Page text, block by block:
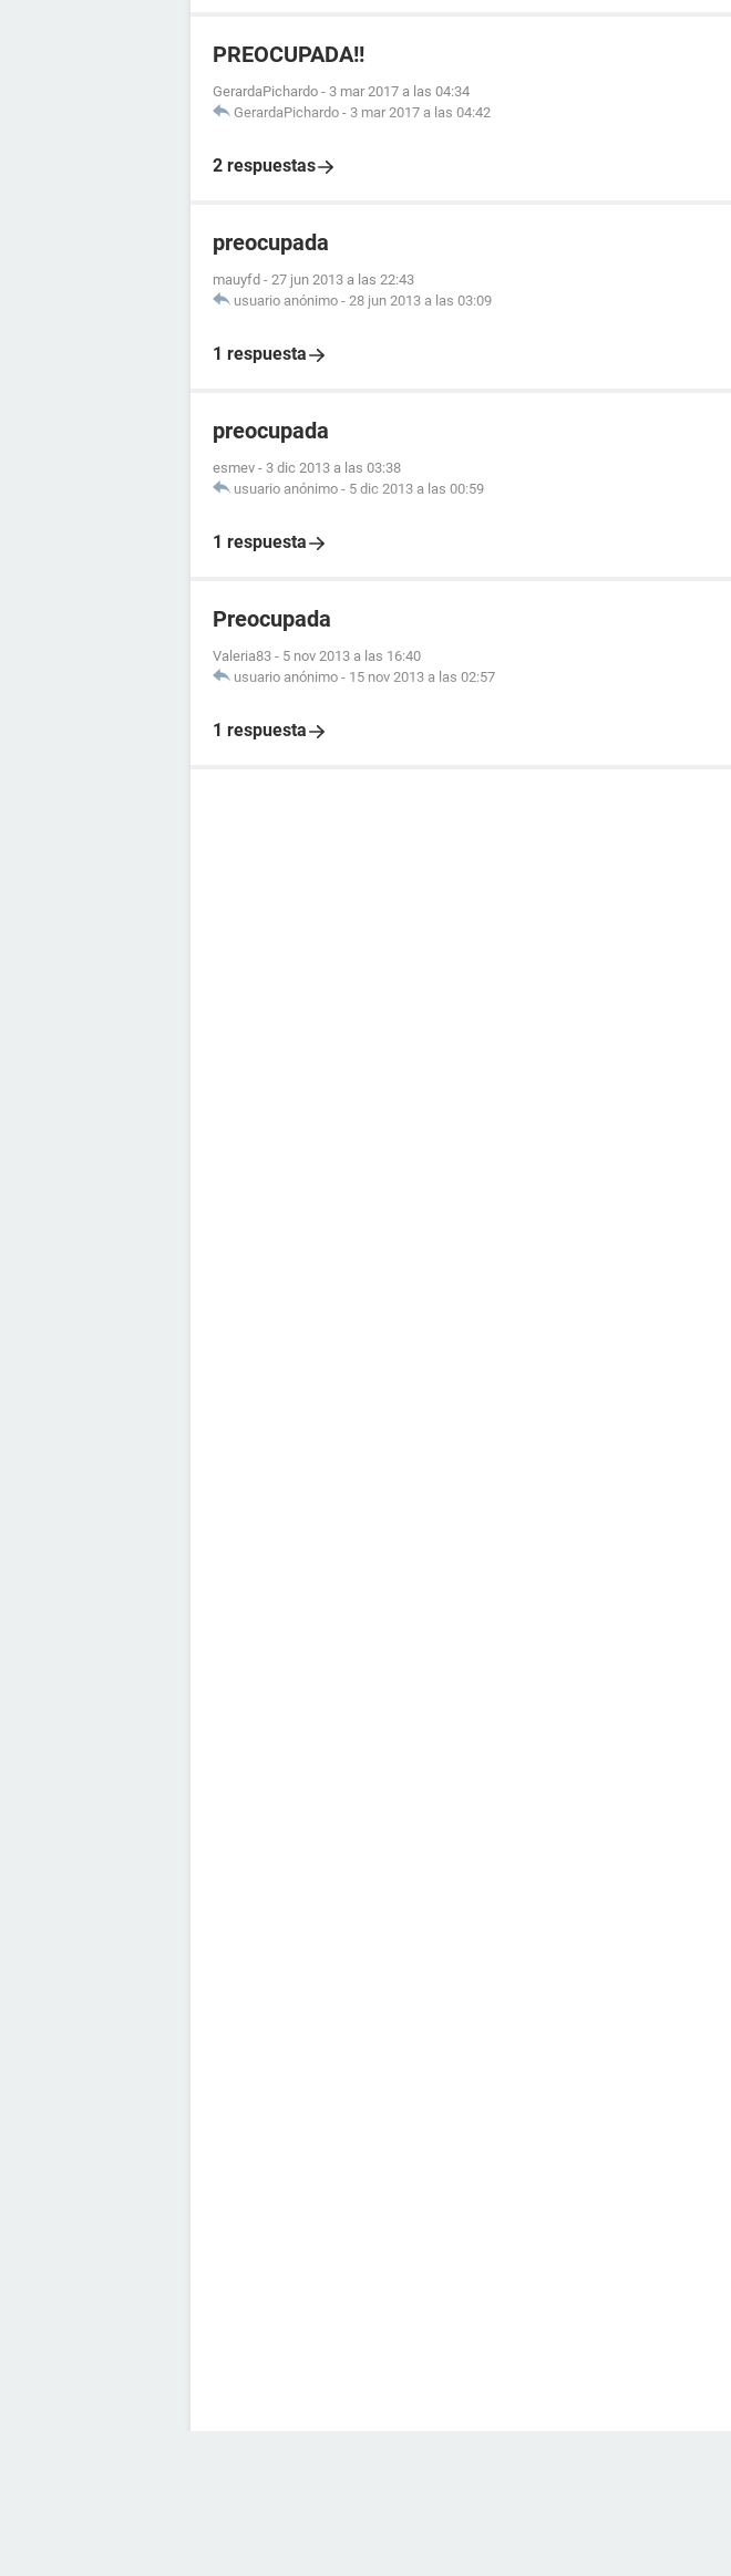
PREOCUPADA!!
GerardaPichardo - 3 mar 2017 a las 04:34
GerardaPichardo - 3 mar 2017 a las 04:42
2 respuestas
preocupada
mauyfd - 27 jun 2013 a las 22:43
usuario anónimo - 28 jun 2013 a las 03:09
1 respuesta
preocupada
esmev - 3 dic 2013 a las 03:38
usuario anónimo - 5 dic 2013 a las 00:59
1 respuesta
Preocupada
Valeria83 - 5 nov 2013 a las 16:40
usuario anónimo - 15 nov 2013 a las 02:57
1 respuesta